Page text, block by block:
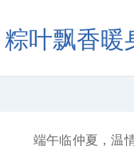
粽叶飘香暖
端午临仲夏，温